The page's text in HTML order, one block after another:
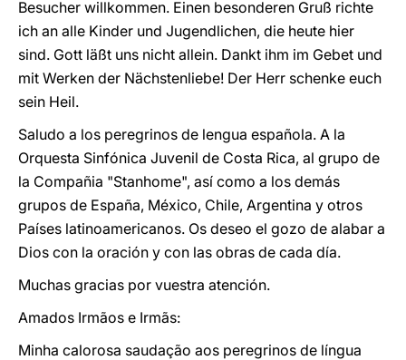
Besucher willkommen. Einen besonderen Gruß richte
ich an alle Kinder und Jugendlichen, die heute hier
sind. Gott läßt uns nicht allein. Dankt ihm im Gebet und
mit Werken der Nächstenliebe! Der Herr schenke euch
sein Heil.
Saludo a los peregrinos de lengua española. A la
Orquesta Sinfónica Juvenil de Costa Rica, al grupo de
la Compañia "Stanhome", así como a los demás
grupos de España, México, Chile, Argentina y otros
Países latinoamericanos. Os deseo el gozo de alabar a
Dios con la oración y con las obras de cada día.
Muchas gracias por vuestra atención.
Amados Irmãos e Irmãs:
Minha calorosa saudação aos peregrinos de língua